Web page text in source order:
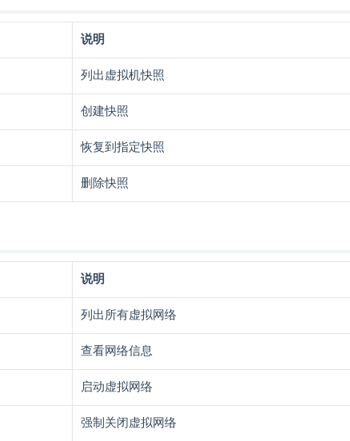
说明
列出虚拟机快照
创建快照
恢复到指定快照
删除快照
说明
列出所有虚拟网络
查看网络信息
启动虚拟网络
强制关闭虚拟网络